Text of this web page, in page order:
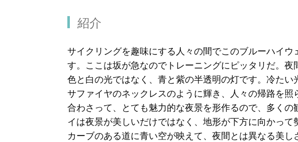
紹介
サイクリングを趣味にする人々の間でこのブルーハイウ
す。ここは坂が急なのでトレーニングにピッタリだ。
色と白の光ではなく、青と紫の半透明の灯です。冷たい
サファイヤのネックレスのように輝き、人々の帰路を
合わさって、とても魅力的な夜景を形作るので、多く
イは夜景が美しいだけではなく、地形が下方に向かっ
カーブのある道に青い空が映えて、夜間とは異なる美し